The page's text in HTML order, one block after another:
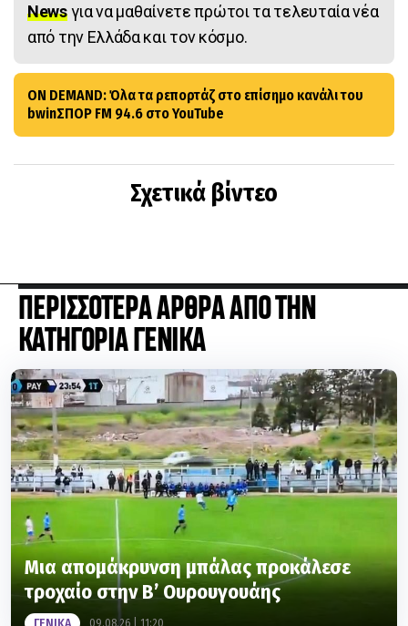
Newsγια να μαθαίνετε πρώτοι τα τελευταία νέα
από την Ελλάδα και τον κόσμο.
ON DEMAND: Όλα τα ρεπορτάζ στο επίσημο κανάλι του
bwinΣΠΟΡ FM 94.6 στο YouTube
Σχετικά βίντεο
ΠΕΡΙΣΣΟΤΕΡΑ ΑΡΘΡΑ ΑΠΟ ΤΗΝ
ΚΑΤΗΓΟΡΙΑ ΓΕΝΙΚΑ
Μια απομάκρυνση μπάλας προκάλεσε
τροχαίο στην Β’ Ουρουγουάης
09.08.26 | 11:20